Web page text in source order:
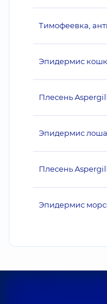
Тимофеевка,
Эпидермис
Плесень
Эпидермис
Плесень
Эпидермис